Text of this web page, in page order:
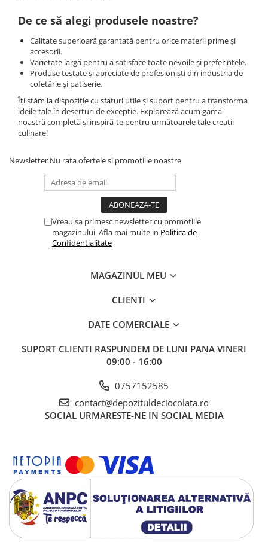
De ce să alegi produsele noastre?
Calitate superioară garantată pentru orice materii prime și
accesorii.
Varietate largă pentru a satisface toate nevoile și preferințele.
Produse testate și apreciate de profesioniști din industria de
cofetărie și patiserie.
Îți stăm la dispoziție cu sfaturi utile și suport pentru a transforma
ideile tale în deserturi de excepție. Explorează acum gama
noastră completă și inspiră-te pentru următoarele tale creații
culinare!
Newsletter Nu rata ofertele si promotiile noastre
Vreau sa primesc newsletter cu promotiile
magazinului. Afla mai multe in Politica de
Confidentialitate
MAGAZINUL MEU
CLIENTI
DATE COMERCIALE
SUPORT CLIENTI RASPUNDEM DE LUNI PANA VINERI
09:00 - 16:00
0757152585
contact@depozituldeciocolata.ro
SOCIAL URMARESTE-NE IN SOCIAL MEDIA